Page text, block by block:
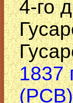
4-го
1837
(РСВ)